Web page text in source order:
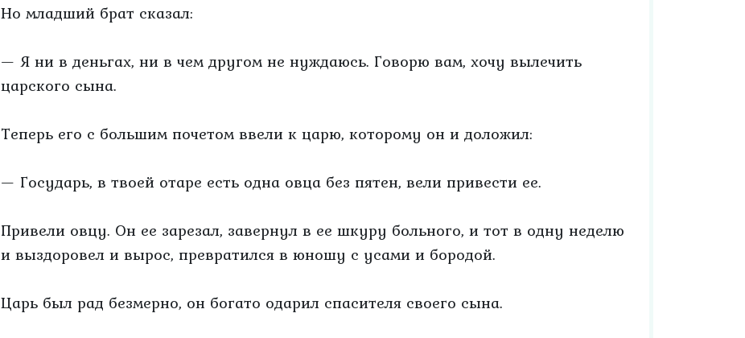
Но младший брат сказал:
— Я ни в деньгах, ни в чем другом не нуждаюсь. Говорю вам, хочу вылечить
царского сына.
Теперь его с большим почетом ввели к царю, которому он и доложил:
— Государь, в твоей отаре есть одна овца без пятен, вели привести ее.
Привели овцу. Он ее зарезал, завернул в ее шкуру больного, и тот в одну неделю
и выздоровел и вырос, превратился в юношу с усами и бородой.
Царь был рад безмерно, он богато одарил спасителя своего сына.